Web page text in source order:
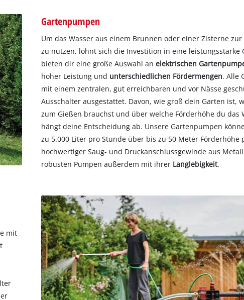
Gartenpumpen
Um das Wasser aus einem Brunnen oder einer Zisterne
zu nutzen, lohnt sich die Investition in eine leistungsstarke
bieten dir eine große Auswahl an elektrischen
hoher Leistung und unterschiedlichen Fördermengen. Alle
mit einem zentralen, gut erreichbaren und vor Nässe
Ausschalter ausgestattet. Davon, wie groß dein Garten ist,
zum Gießen brauchst und über welche Förderhöhe du das
hängt deine Entscheidung ab. Unsere Gartenpumpen
zu 5.000 Liter pro Stunde über bis zu 50 Meter Förderhöhe
hochwertiger Saug- und Druckanschlussgewinde aus
robusten Pumpen außerdem mit ihrer Langlebigkeit.
mit